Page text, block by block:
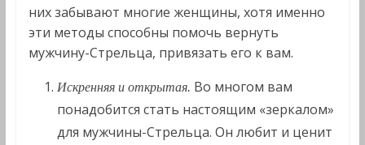
них забывают многие женщины, хотя именно
эти методы способны помочь вернуть
мужчину-Стрельца, привязать его к вам.
Искренняя и открытая. Во многом вам
понадобится стать настоящим «зеркалом»
для мужчины-Стрельца. Он любит и ценит